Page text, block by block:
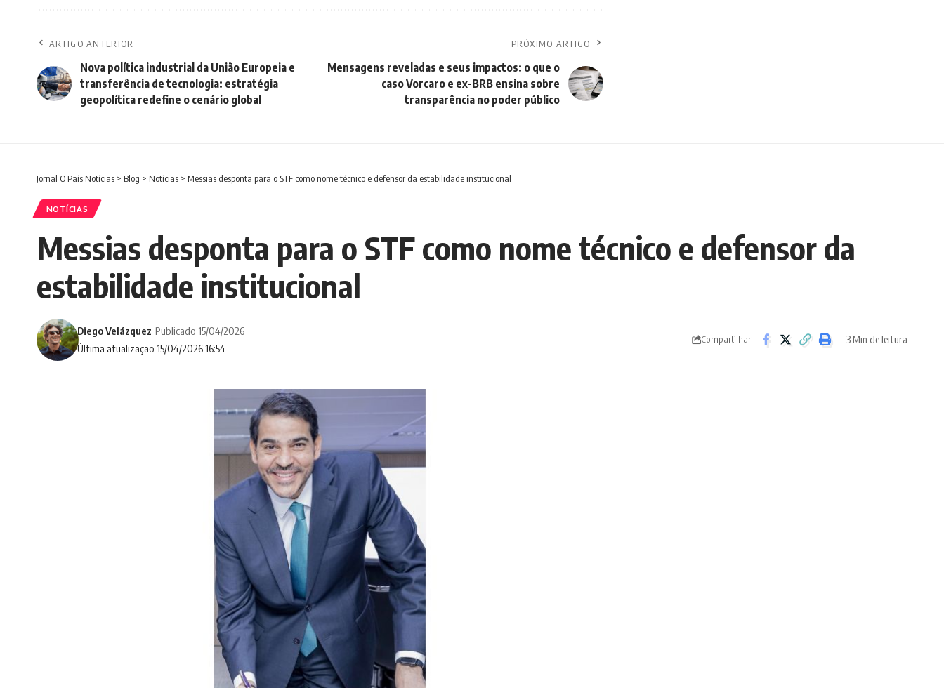
ARTIGO ANTERIOR
Nova política industrial da União Europeia e
transferência de tecnologia: estratégia
geopolítica redefine o cenário global
PRÓXIMO ARTIGO
Mensagens reveladas e seus impactos: o que o
caso Vorcaro e ex-BRB ensina sobre
transparência no poder público
Jornal O País Notícias > Blog > Notícias > Messias desponta para o STF como nome técnico e defensor da estabilidade institucional
NOTÍCIAS
Messias desponta para o STF como nome técnico e defensor da
estabilidade institucional
Última atualização 15/04/2026 16:54
Diego Velázquez Publicado 15/04/2026
Compartilhar 3 Min de leitura